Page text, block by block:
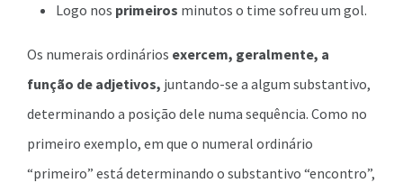
Logo nos primeiros minutos o time sofreu um gol.
Os numerais ordinários exercem, geralmente, a
função de adjetivos, juntando-se a algum substantivo,
determinando a posição dele numa sequência. Como no
primeiro exemplo, em que o numeral ordinário
“primeiro” está determinando o substantivo “encontro”,